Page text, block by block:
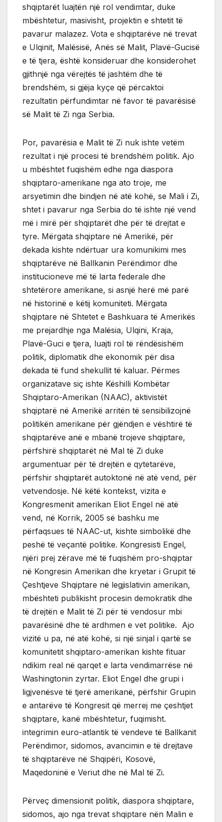
shqiptarët luajtën një rol vendimtar, duke
mbështetur, masivisht, projektin e shtetit të
pavarur malazez. Vota e shqiptarëve në trevat
e Ulqinit, Malësisë, Anës së Malit, Plavë-Gucisë
e të tjera, është konsideruar dhe konsiderohet
gjithnjë nga vërejtës të jashtëm dhe të
brendshëm, si gjëja kyçe që përcaktoi
rezultatin përfundimtar në favor të pavarësisë
së Malit të Zi nga Serbia.
Por, pavarësia e Malit të Zi nuk ishte vetëm
rezultat i një procesi të brendshëm politik. Ajo
u mbështet fuqishëm edhe nga diaspora
shqiptaro-amerikane nga ato troje, me
arsyetimin dhe bindjen në atë kohë, se Mali i Zi,
shtet i pavarur nga Serbia do të ishte një vend
më i mirë për shqiptarët dhe për të drejtat e
tyre. Mërgata shqiptare në Amerikë, për
dekada kishte ndërtuar ura komunikimi mes
shqiptarëve në Ballkanin Perëndimor dhe
institucioneve më të larta federale dhe
shtetërore amerikane, si asnjë herë më parë
në historinë e këtij komuniteti. Mërgata
shqiptare në Shtetet e Bashkuara të Amerikës
me prejardhje nga Malësia, Ulqini, Kraja,
Plavë-Guci e tjera, luajti rol të rëndësishëm
politik, diplomatik dhe ekonomik për disa
dekada të fund shekullit të kaluar. Përmes
organizatave siç ishte Këshilli Kombëtar
Shqiptaro-Amerikan (NAAC), aktivistët
shqiptarë në Amerikë arritën të sensibilizojnë
politikën amerikane për gjëndjen e vështirë të
shqiptarëve anë e mbanë trojeve shqiptare,
përfshirë shqiptarët në Mal të Zi duke
argumentuar për të drejtën e qytetarëve,
përfshir shqiptarët autoktonë në atë vend, për
vetvendosje. Në këtë kontekst, vizita e
Kongresmenit amerikan Eliot Engel në atë
vend, në Korrik, 2005 së bashku me
përfaqsues të NAAC-ut, kishte simbolikë dhe
peshë të veçantë politike. Kongresisti Engel,
njëri prej zërave më të fuqishëm pro-shqiptar
në Kongresin Amerikan dhe kryetar i Grupit të
Çeshtjeve Shqiptare në legjislativin amerikan,
mbështeti publikisht procesin demokratik dhe
të drejtën e Malit të Zi për të vendosur mbi
pavarësinë dhe të ardhmen e vet politike. Ajo
vizitë u pa, në atë kohë, si një sinjal i qartë se
komunitetit shqiptaro-amerikan kishte fituar
ndikim real në qarqet e larta vendimarrëse në
Washingtonin zyrtar. Eliot Engel dhe grupi i
ligjvenësve të tjerë amerikanë, përfshir Grupin
e antarëve të Kongresit që merrej me çeshtjet
shqiptare, kanë mbështetur, fuqimisht.
integrimin euro-atlantik të vendeve të Ballkanit
Perëndimor, sidomos, avancimin e të drejtave
të shqiptarëve në Shqipëri, Kosovë,
Maqedoninë e Veriut dhe në Mal të Zi.
Përveç dimensionit politik, diaspora shqiptare,
sidomos, ajo nga trevat shqiptare nën Malin e